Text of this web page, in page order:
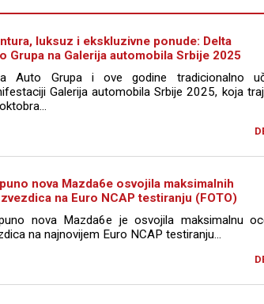
luksuz i ekskluzivne ponude: Delta
Grupa na Galerija automobila Srbije 2025
Auto Grupa i ove godine tradicionalno
Galerija automobila Srbije 2025, koja
nova Mazda6e osvojila maksimalnih
na Euro NCAP testiranju (FOTO)
nova Mazda6e je osvojila maksimalnu
na najnovijem Euro NCAP testiranju...